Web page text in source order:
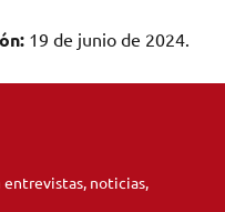
19 de junio de 2024.
entrevistas, noticias,